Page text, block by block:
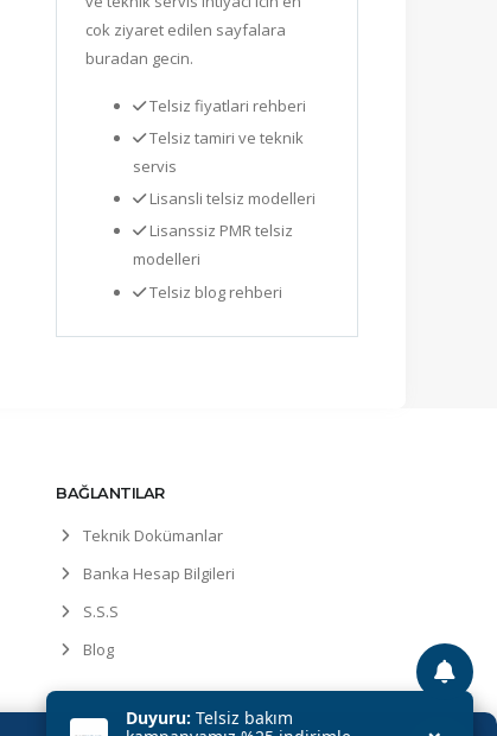
cok ziyaret edilen sayfalara
buradan gecin.
Telsiz fiyatlari rehberi
Telsiz tamiri ve teknik
servis
Lisansli telsiz modelleri
Lisanssiz PMR telsiz
modelleri
Telsiz blog rehberi
Duyuru: Telsiz bakım
BAĞLANTILAR
Teknik Dokümanlar
Banka Hesap Bilgileri
S.S.S
Blog